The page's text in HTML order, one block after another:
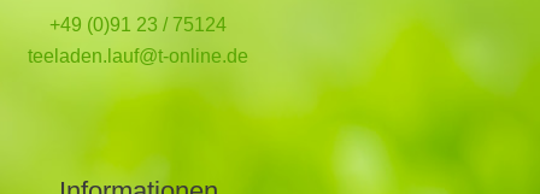
+49 (0)91 23 / 75124
teeladen.lauf@t-online.de